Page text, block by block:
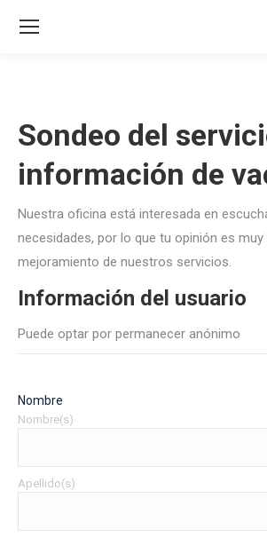
Sondeo del
información de
Nuestra oficina está interesada en
necesidades, por lo que tu opinión es
mejoramiento de nuestros servicios.
Información del usuario
Puede optar por permanecer anónimo
Nombre
Nombre(s)
Apellido(s)